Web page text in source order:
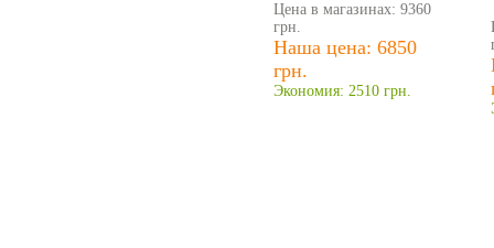
Цена в магазинах: 9360
грн.
Наша цена: 6850
грн.
Экономия: 2510 грн.